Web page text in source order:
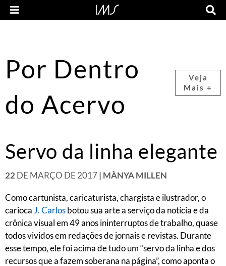
Por Dentro
do Acervo
Veja
Mais +
Servo da linha elegante
22 DE MARÇO DE 2017| MÀNYA MILLEN
Como cartunista, caricaturista, chargista e ilustrador, o
carioca J. Carlosbotou sua arte a serviço da notícia e da
crônica visual em 49 anos ininterruptos de trabalho, quase
todos vividos em redações de jornais e revistas. Durante
esse tempo, ele foi acima de tudo um “servo da linha e dos
recursos que a fazem soberana na página”, como aponta o